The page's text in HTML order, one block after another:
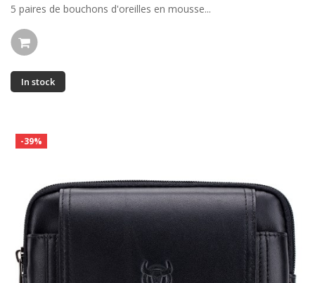
5 paires de bouchons d'oreilles en mousse...
In stock
-39%